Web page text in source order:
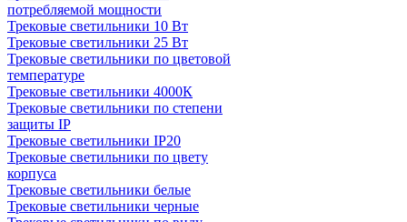
потребляемой мощности
Трековые светильники 10 Вт
Трековые светильники 25 Вт
Трековые светильники по цветовой
температуре
Трековые светильники 4000К
Трековые светильники по степени
защиты IP
Трековые светильники IP20
Трековые светильники по цвету
корпуса
Трековые светильники белые
Трековые светильники черные